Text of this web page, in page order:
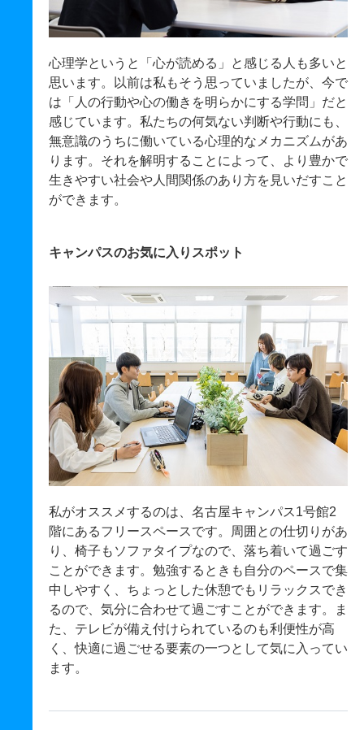
心理学というと「心が読める」と感じる人も多いと
思います。以前は私もそう思っていましたが、今で
は「人の行動や心の働きを明らかにする学問」だと
感じています。私たちの何気ない判断や行動にも、
無意識のうちに働いている心理的なメカニズムがあ
ります。それを解明することによって、より豊かで
生きやすい社会や人間関係のあり方を見いだすこと
ができます。
キャンパスのお気に入りスポット
私がオススメするのは、名古屋キャンパス1号館2
階にあるフリースペースです。周囲との仕切りがあ
り、椅子もソファタイプなので、落ち着いて過ごす
ことができます。勉強するときも自分のペースで集
中しやすく、ちょっとした休憩でもリラックスでき
るので、気分に合わせて過ごすことができます。ま
た、テレビが備え付けられているのも利便性が高
く、快適に過ごせる要素の一つとして気に入ってい
ます。